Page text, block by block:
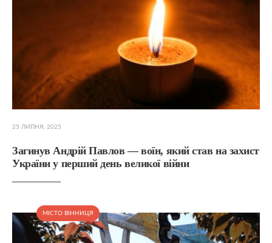
25 ЛИПНЯ, 2025
Загинув Андрій Павлов — воїн, який став на захист
України у перший день великої війни
МІСТО ВІННИЦЯ